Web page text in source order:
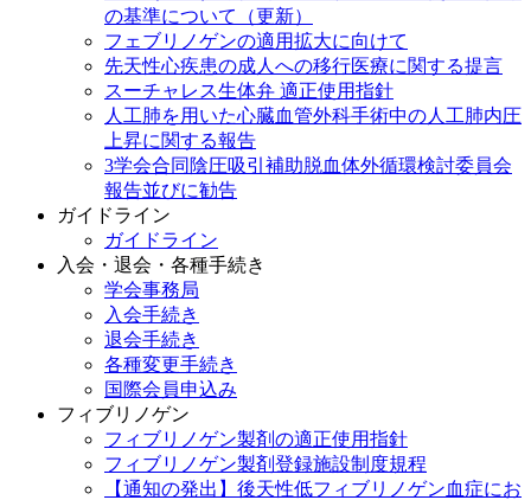
の基準について（更新）
フェブリノゲンの適用拡大に向けて
先天性心疾患の成人への移行医療に関する提言
スーチャレス生体弁 適正使用指針
人工肺を用いた心臓血管外科手術中の人工肺内圧
上昇に関する報告
3学会合同陰圧吸引補助脱血体外循環検討委員会
報告並びに勧告
ガイドライン
ガイドライン
入会・退会・各種手続き
学会事務局
入会手続き
退会手続き
各種変更手続き
国際会員申込み
フィブリノゲン
フィブリノゲン製剤の適正使用指針
フィブリノゲン製剤登録施設制度規程
【通知の発出】後天性低フィブリノゲン血症にお